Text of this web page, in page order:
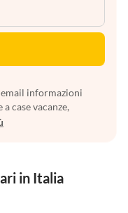
informazioni
case vacanze,
in Italia